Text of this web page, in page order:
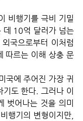
비행기를 극비 기밀
데 10억 달러가 넘는
국으로부터 이처럼
따르는 이해 상충 문
도 한다. 그러나 이
벗어나는 것을 의미
행기의 변형이지만,